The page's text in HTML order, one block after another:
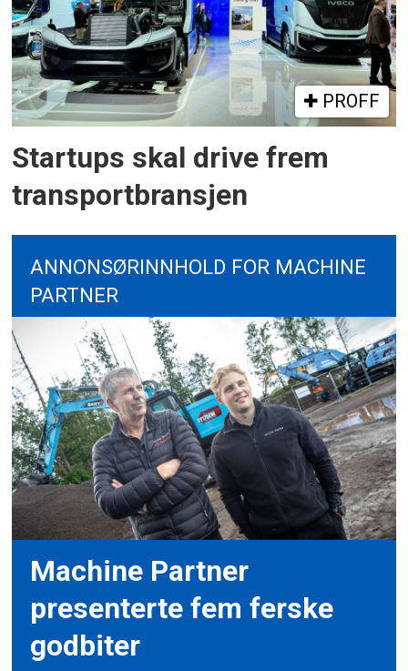
PROFF
Startups skal drive frem
transportbransjen
ANNONSØRINNHOLD FOR MACHINE
PARTNER
Machine Partner
presenterte fem ferske
godbiter